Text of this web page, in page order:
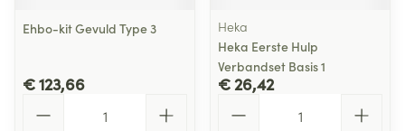
Ehbo-kit Gevuld Type 3
€ 123,66
Heka
Heka Eerste Hulp
Verbandset Basis 1
€ 26,42